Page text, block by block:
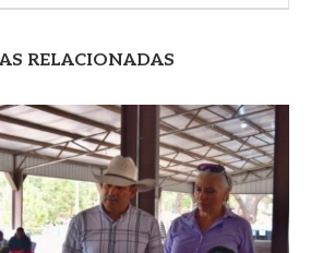
RELACIONADAS